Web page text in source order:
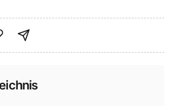
teilen
teilen
Link teilen
shareViaEmail